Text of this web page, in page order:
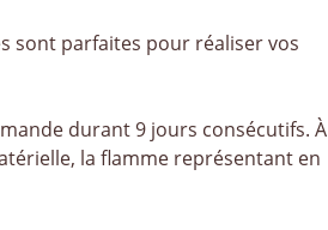
sont parfaites pour réaliser vos
durant 9 jours consécutifs. À
la flamme représentant en